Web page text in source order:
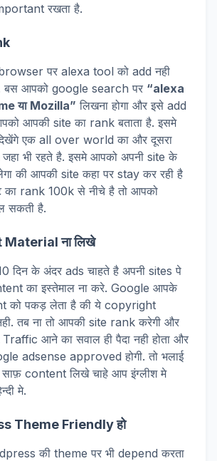
रखता है.
पर alexa tool को add नही
बस आपको google search पर “alexa
या Mozilla” लिखना होगा और इसे add
आपकी site का rank बताता है. इसमे
एक all over world का और दूसरा
भी रहते है. इसमे आपको अपनी site के
की आपकी site कहा पर stay कर रही है
का rank 100k से नीचे है तो आपको
सकती है.
ना लिखे
दिन के अंदर ads चाहते है अपनी sites पे
का इस्तेमाल ना करे. Google आपके
को पकड़ लेता है की ये copyright
तब ना तो आपकी site rank करेगी और
आने का सवाल ही पैदा नही होता और
adsense approved होगी. तो भलाई
साफ़ content लिखे चाहे आप इंग्लीश मे
मे.
Theme Friendly हो
की theme पर भी depend करता